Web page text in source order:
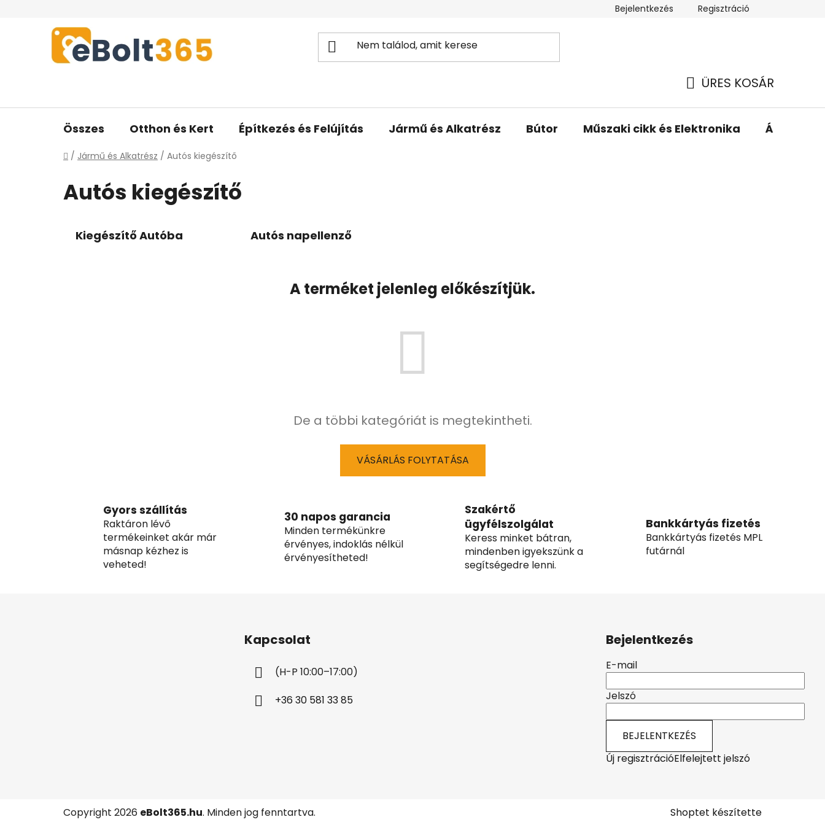
Bejelentkezés Regisztráció
ÜRES KOSÁR
Összes Otthon és Kert Építkezés és Felújítás Jármű és Alkatrész Bútor Műszaki cikk és Elektronika
Kezdőlap
/ Jármű és Alkatrész / Autós kiegészítő
Autós kiegészítő
Kiegészítő Autóba Autós napellenző
A terméket jelenleg előkészítjük.
De a többi kategóriát is megtekintheti.
VÁSÁRLÁS FOLYTATÁSA
Gyors szállítás
Raktáron lévő
termékeinket akár már
másnap kézhez is
veheted!
30 napos garancia
Minden termékünkre
érvényes, indoklás nélkül
érvényesítheted!
Szakértő
ügyfélszolgálat
Keress minket bátran,
mindenben igyekszünk a
segítségedre lenni.
Bankkártyás fizetés
Bankkártyás fizetés MPL
futárnál
Kapcsolat
(H-P 10:00–17:00)
+36 30 581 33 85
Bejelentkezés
E-mail
Jelszó
BEJELENTKEZÉS
Új regisztrációElfelejtett jelszó
Shoptet készítette
Copyright 2026 eBolt365.hu. Minden jog fenntartva.